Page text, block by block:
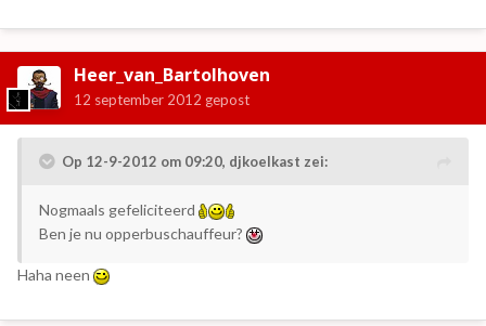
Heer_van_Bartolhoven
12 september 2012 gepost
Op 12-9-2012 om 09:20, djkoelkast zei:
Nogmaals gefeliciteerd
Ben je nu opperbuschauffeur?
Haha neen